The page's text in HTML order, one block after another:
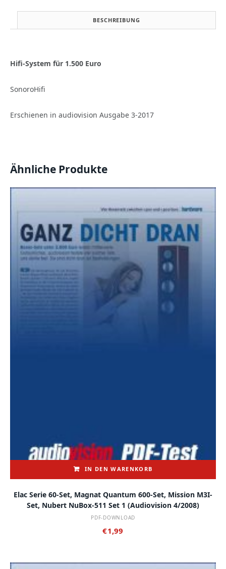
BESCHREIBUNG
Hifi-System für 1.500 Euro
SonoroHifi
Erschienen in audiovision Ausgabe 3-2017
Ähnliche Produkte
IN DEN WARENKORB
Elac Serie 60-Set, Magnat Quantum 600-Set, Mission M3I-
Set, Nubert NuBox-511 Set 1 (audiovision 4/2008)
PDF-DOWNLOAD
€1,99